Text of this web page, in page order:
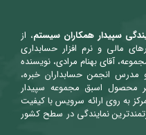
سپیدار همکاران سیستم، از
مالی و نرم افزار حسابداری
آقای بهنام مرادی، نویسنده
مدرس انجمن حسابداران خبره،
محصول اسبق مجموعه سپیدار
به روی ارائه سرویس با کیفیت
نمایندگی در سطح کشور